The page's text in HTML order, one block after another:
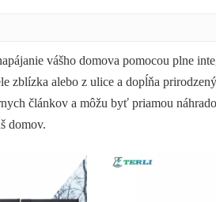
vášho domova pomocou plne
zblízka alebo z ulice a dopĺňa
článkov a môžu byť priamou
domov.